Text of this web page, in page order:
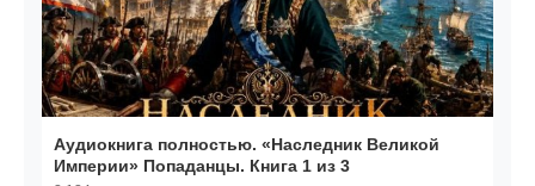
Аудиокнига полностью. «Наследник Великой
Империи» Попаданцы. Книга 1 из 3